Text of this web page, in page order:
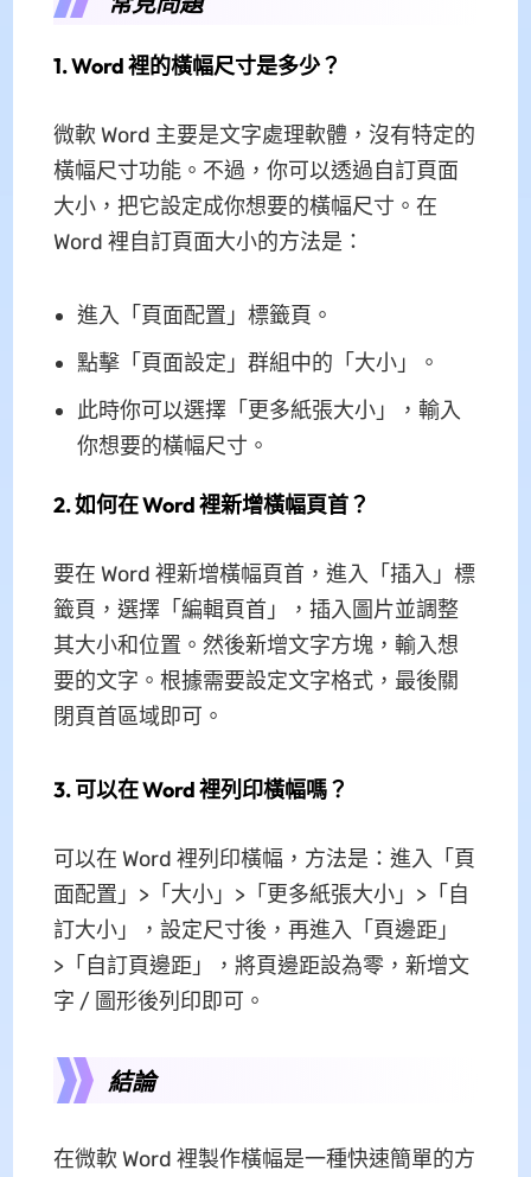
1. Word 裡的橫幅尺寸是多少？
微軟 Word 主要是文字處理軟體，沒有特定的
橫幅尺寸功能。不過，你可以透過自訂頁面
大小，把它設定成你想要的橫幅尺寸。在
Word 裡自訂頁面大小的方法是：
進入「頁面配置」標籤頁。
點擊「頁面設定」群組中的「大小」。
此時你可以選擇「更多紙張大小」，輸入
你想要的橫幅尺寸。
2. 如何在 Word 裡新增橫幅頁首？
要在 Word 裡新增橫幅頁首，進入「插入」標
籤頁，選擇「編輯頁首」，插入圖片並調整
其大小和位置。然後新增文字方塊，輸入想
要的文字。根據需要設定文字格式，最後關
閉頁首區域即可。
3. 可以在 Word 裡列印橫幅嗎？
可以在 Word 裡列印橫幅，方法是：進入「頁
面配置」>「大小」>「更多紙張大小」>「自
訂大小」，設定尺寸後，再進入「頁邊距」
>「自訂頁邊距」，將頁邊距設為零，新增文
字 / 圖形後列印即可。
結論
在微軟 Word 裡製作橫幅是一種快速簡單的方